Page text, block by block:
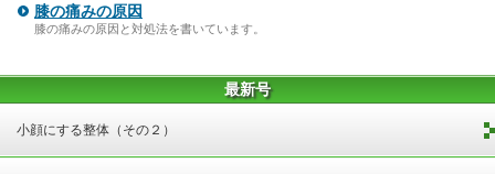
膝の痛みの原因
膝の痛みの原因と対処法を書いています。
最新号
小顔にする整体（その２）